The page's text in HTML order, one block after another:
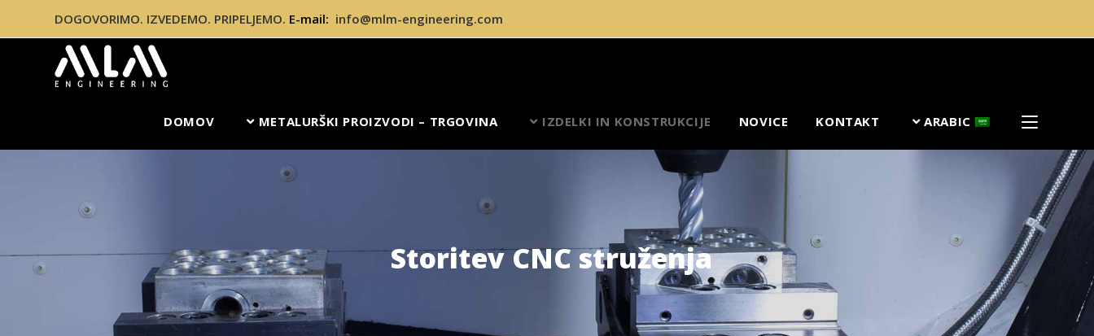
DOGOVORIMO. IZVEDEMO. PRIPELJEMO. E-mail: info@mlm-engineering.com
DOMOV METALURŠKI PROIZVODI – TRGOVINA IZDELKI IN KONSTRUKCIJE NOVICE KONTAKT ARABIC
Storitev CNC struženja